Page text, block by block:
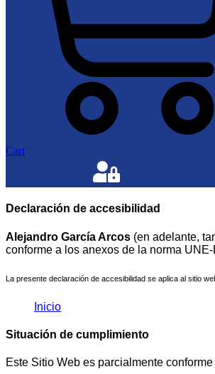
Cart
Declaración de accesibilidad
Alejandro García Arcos (en adelante,
conforme a los anexos de la norma
La presente declaración de accesibilidad se aplica al sitio
Inicio
Situación de cumplimiento
Este Sitio Web es parcialmente